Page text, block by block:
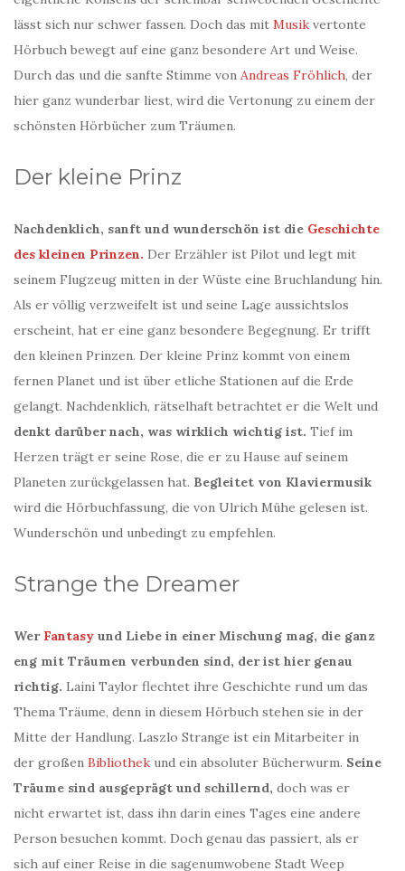
lässt sich nur schwer fassen. Doch das mit Musik vertonte
Hörbuch bewegt auf eine ganz besondere Art und Weise.
Durch das und die sanfte Stimme von Andreas Fröhlich, der
hier ganz wunderbar liest, wird die Vertonung zu einem der
schönsten Hörbücher zum Träumen.
Der kleine Prinz
Nachdenklich, sanft und wunderschön ist die Geschichte
des kleinen Prinzen. Der Erzähler ist Pilot und legt mit
seinem Flugzeug mitten in der Wüste eine Bruchlandung hin.
Als er völlig verzweifelt ist und seine Lage aussichtslos
erscheint, hat er eine ganz besondere Begegnung. Er trifft
den kleinen Prinzen. Der kleine Prinz kommt von einem
fernen Planet und ist über etliche Stationen auf die Erde
gelangt. Nachdenklich, rätselhaft betrachtet er die Welt und
denkt darüber nach, was wirklich wichtig ist. Tief im
Herzen trägt er seine Rose, die er zu Hause auf seinem
Planeten zurückgelassen hat. Begleitet von Klaviermusik
wird die Hörbuchfassung, die von Ulrich Mühe gelesen ist.
Wunderschön und unbedingt zu empfehlen.
Strange the Dreamer
Wer Fantasy und Liebe in einer Mischung mag, die ganz
eng mit Träumen verbunden sind, der ist hier genau
richtig. Laini Taylor flechtet ihre Geschichte rund um das
Thema Träume, denn in diesem Hörbuch stehen sie in der
Mitte der Handlung. Laszlo Strange ist ein Mitarbeiter in
der großen Bibliothek und ein absoluter Bücherwurm. Seine
Träume sind ausgeprägt und schillernd, doch was er
nicht erwartet ist, dass ihn darin eines Tages eine andere
Person besuchen kommt. Doch genau das passiert, als er
sich auf einer Reise in die sagenumwobene Stadt Weep